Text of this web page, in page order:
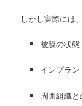
しかし実際には、
被膜の状態
インプラ
周囲組織